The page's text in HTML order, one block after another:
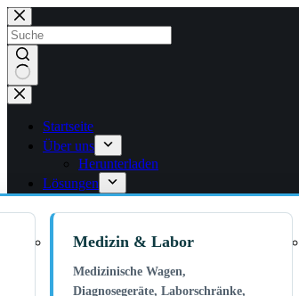
Zum
Inhalt
springen
Keine
Ergebnisse
Startseite
Über uns
Herunterladen
Lösungen
Medizin & Labor
Medizinische Wagen,
Diagnosegeräte, Laborschränke,